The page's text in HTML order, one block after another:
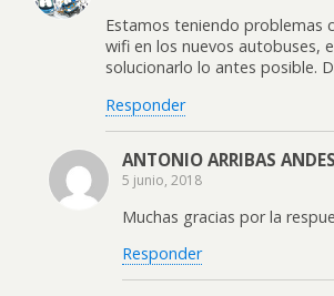
Estamos teniendo problemas
wifi en los nuevos autobuses,
solucionarlo lo antes posible.
Responder
ANTONIO ARRIBAS ANDES
5 junio, 2018
Muchas gracias por la
Responder